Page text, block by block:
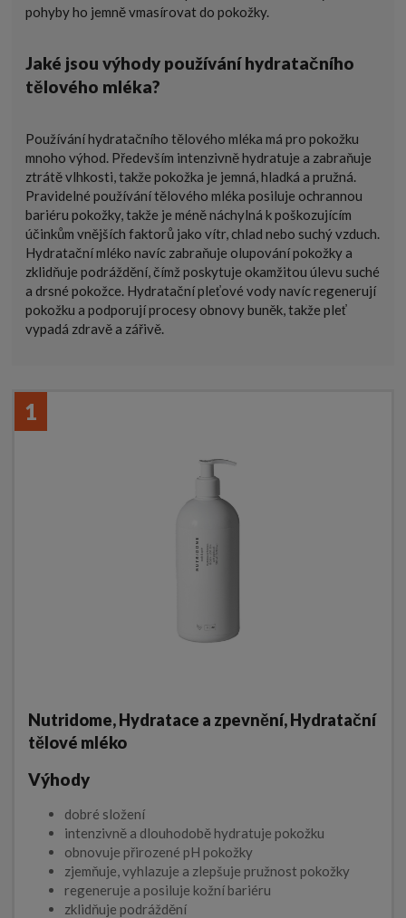
pohyby ho jemně vmasírovat do pokožky.
Jaké jsou výhody používání hydratačního
tělového mléka?
Používání hydratačního tělového mléka má pro pokožku
mnoho výhod. Především intenzivně hydratuje a zabraňuje
ztrátě vlhkosti, takže pokožka je jemná, hladká a pružná.
Pravidelné používání tělového mléka posiluje ochrannou
bariéru pokožky, takže je méně náchylná k poškozujícím
účinkům vnějších faktorů jako vítr, chlad nebo suchý vzduch.
Hydratační mléko navíc zabraňuje olupování pokožky a
zklidňuje podráždění, čímž poskytuje okamžitou úlevu suché
a drsné pokožce. Hydratační pleťové vody navíc regenerují
pokožku a podporují procesy obnovy buněk, takže pleť
vypadá zdravě a zářivě.
1
Nutridome, Hydratace a zpevnění, Hydratační
tělové mléko
Výhody
dobré složení
intenzivně a dlouhodobě hydratuje pokožku
obnovuje přirozené pH pokožky
zjemňuje, vyhlazuje a zlepšuje pružnost pokožky
regeneruje a posiluje kožní bariéru
zklidňuje podráždění